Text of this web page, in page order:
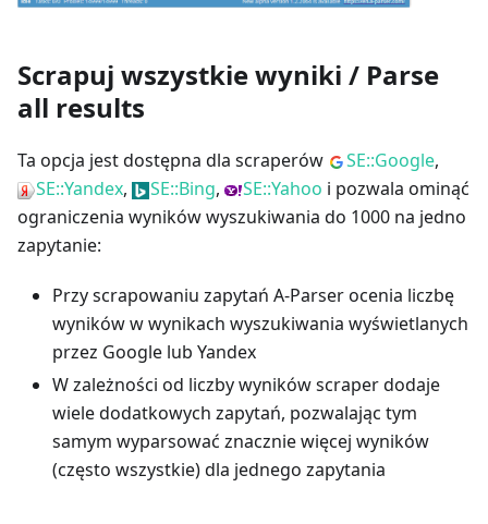
Scrapuj wszystkie wyniki / Parse
all results
Ta opcja jest dostępna dla scraperów SE::Google,
SE::Yandex, SE::Bing, SE::Yahoo i pozwala ominąć
ograniczenia wyników wyszukiwania do 1000 na jedno
zapytanie:
Przy scrapowaniu zapytań A-Parser ocenia liczbę
wyników w wynikach wyszukiwania wyświetlanych
przez Google lub Yandex
W zależności od liczby wyników scraper dodaje
wiele dodatkowych zapytań, pozwalając tym
samym wyparsować znacznie więcej wyników
(często wszystkie) dla jednego zapytania